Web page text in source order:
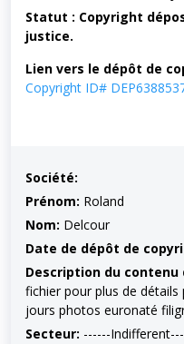
Statut : Copyright
justice.
Lien vers le dépôt de
Copyright ID#
Société:
Prénom: Roland
Nom: Delcour
Date de dépôt de
Description du contenu
fichier pour plus de
jours photos euronaté
Secteur: ------